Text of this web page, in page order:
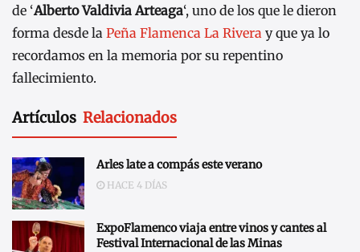
de ‘Alberto Valdivia Arteaga‘, uno de los que le dieron
forma desde la Peña Flamenca La Rivera y que ya lo
recordamos en la memoria por su repentino
fallecimiento.
Artículos Relacionados
Arles late a compás este verano
HACE 4 DÍAS
ExpoFlamenco viaja entre vinos y cantes al
Festival Internacional de las Minas